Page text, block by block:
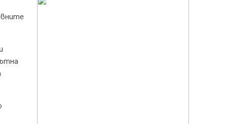
Да отговорим на жегите с филм